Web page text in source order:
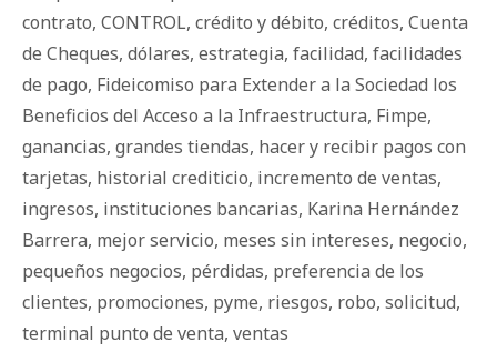
contrato, CONTROL, crédito y débito, créditos, Cuenta
de Cheques, dólares, estrategia, facilidad, facilidades
de pago, Fideicomiso para Extender a la Sociedad los
Beneficios del Acceso a la Infraestructura, Fimpe,
ganancias, grandes tiendas, hacer y recibir pagos con
tarjetas, historial crediticio, incremento de ventas,
ingresos, instituciones bancarias, Karina Hernández
Barrera, mejor servicio, meses sin intereses, negocio,
pequeños negocios, pérdidas, preferencia de los
clientes, promociones, pyme, riesgos, robo, solicitud,
terminal punto de venta, ventas